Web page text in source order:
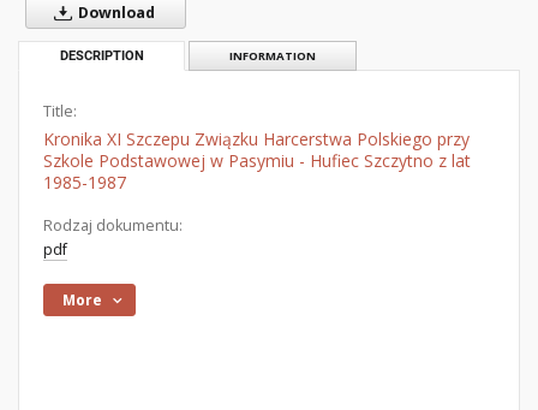
Download
DESCRIPTION INFORMATION
Title:
Kronika XI Szczepu Związku Harcerstwa Polskiego przy
Szkole Podstawowej w Pasymiu - Hufiec Szczytno z lat
1985-1987
Rodzaj dokumentu:
pdf
More